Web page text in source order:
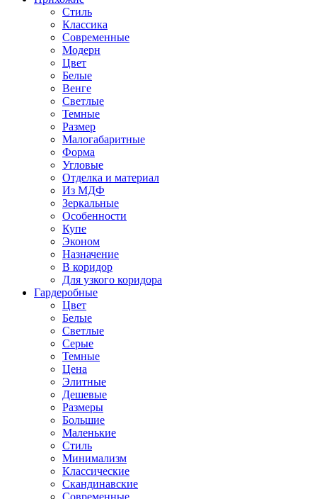
Стиль
Классика
Современные
Модерн
Цвет
Белые
Венге
Светлые
Темные
Размер
Малогабаритные
Форма
Угловые
Отделка и материал
Из МДФ
Зеркальные
Особенности
Купе
Эконом
Назначение
В коридор
Для узкого коридора
Гардеробные
Цвет
Белые
Светлые
Серые
Темные
Цена
Элитные
Дешевые
Размеры
Большие
Маленькие
Стиль
Минимализм
Классические
Скандинавские
Современные